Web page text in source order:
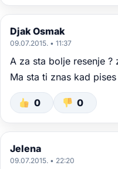
Djak Osmak
09.07.2015. • 11:37
A za sta bolje resenje ?
Ma sta ti znas kad
0 0
Jelena
09.07.2015. • 22:20